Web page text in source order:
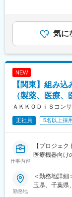
原子力制御シ
が在籍し、
す。
また各人のご
原子力発電所
変更の範囲：
・プロジェ
・社内外へ
◆案件につい
組み込みのプ
引越しを繰り
ことはなく基
定期的に営業
や、配属先で
い、各々のキ
うな体制を整
することが
す。
じて、未来
拓いていただ
決定します
も目安の金
月給(月額)は
気に
NEW
【関東】組み
（製薬、医療
ＡＫＫＯＤｉＳコン
正社員 5名以上採
仕事内容
【プロジェク
医療機器向け
【業務内容】
・次期製品の
勤務地
＜勤務地詳細
玉県、千葉県